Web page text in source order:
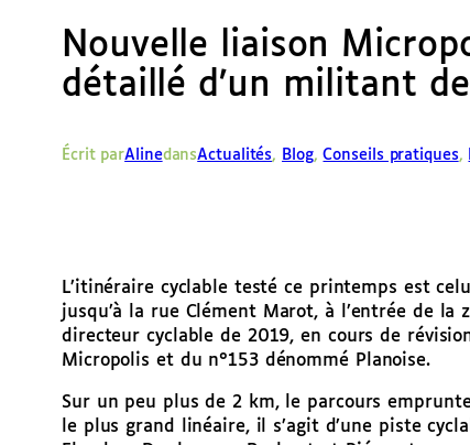
Nouvelle liaison
détaillé d’un militant de
Écrit parAlinedansActualités, Blog, Conseils pratiques,
L’itinéraire cyclable testé ce printemps est
jusqu’à la rue Clément Marot, à l’entrée de la
directeur cyclable de 2019, en cours de
Micropolis et du n°153 dénommé Planoise.
Sur un peu plus de 2 km, le parcours
le plus grand linéaire, il s’agit d’une piste